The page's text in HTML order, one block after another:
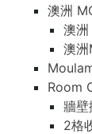
澳洲
澳洲
澳洲
Room
牆壁
2格